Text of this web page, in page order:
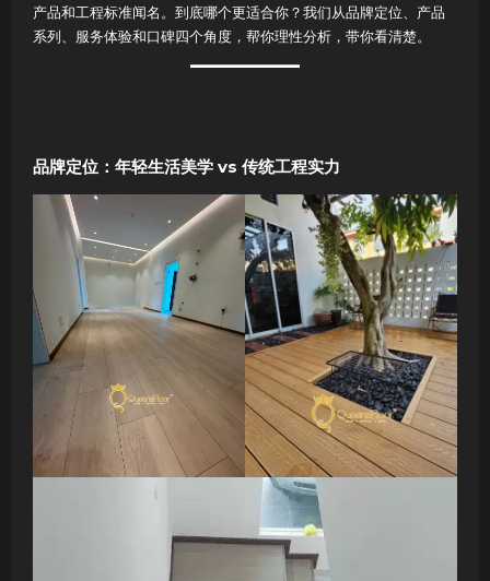
产品和工程标准闻名。到底哪个更适合你？我们从品牌定位、产品
系列、服务体验和口碑四个角度，帮你理性分析，带你看清楚。
品牌定位：年轻生活美学 vs 传统工程实力